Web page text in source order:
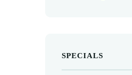
SPECIALS